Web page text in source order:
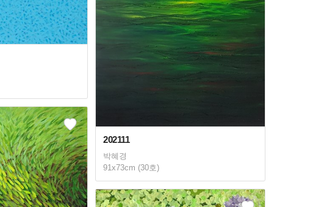
202111
박혜경
91x73cm (30호)